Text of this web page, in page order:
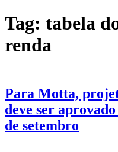
Tag: tabela
renda
Para Motta,
deve ser
de setembro